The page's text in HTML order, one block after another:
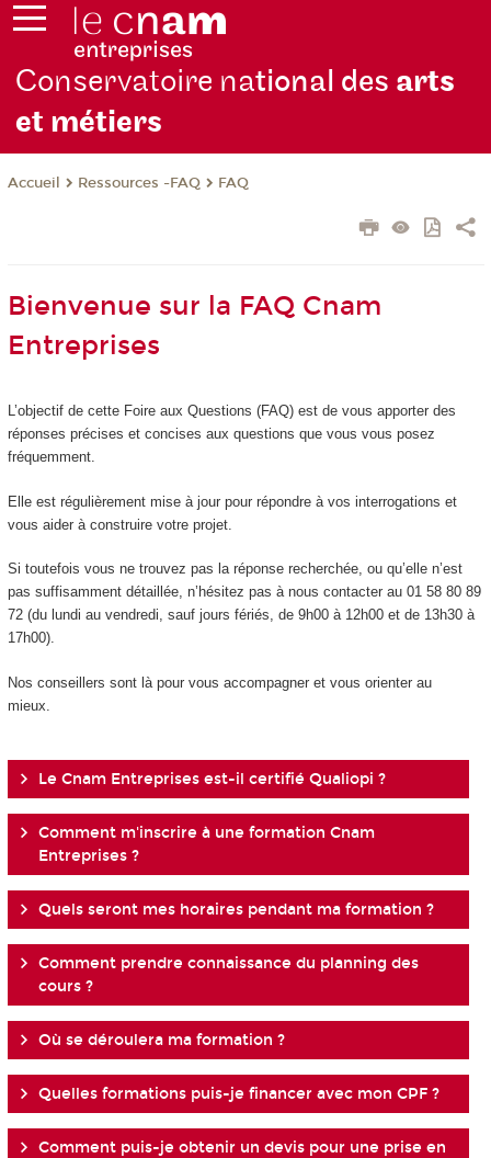
Conservatoire national des arts
et métiers
Accueil Ressources -FAQ FAQ
Bienvenue sur la FAQ Cnam
Entreprises
L’objectif de cette Foire aux Questions (FAQ) est de vous apporter des
réponses précises et concises aux questions que vous vous posez
fréquemment.
Elle est régulièrement mise à jour pour répondre à vos interrogations et
vous aider à construire votre projet.
Si toutefois vous ne trouvez pas la réponse recherchée, ou qu’elle n’est
pas suffisamment détaillée, n’hésitez pas à nous contacter au 01 58 80 89
72 (du lundi au vendredi, sauf jours fériés, de 9h00 à 12h00 et de 13h30 à
17h00).
Nos conseillers sont là pour vous accompagner et vous orienter au
mieux.
Le Cnam Entreprises est-il certifié Qualiopi ?
Comment m'inscrire à une formation Cnam
Entreprises ?
Quels seront mes horaires pendant ma formation ?
Comment prendre connaissance du planning des
cours ?
Où se déroulera ma formation ?
Quelles formations puis-je financer avec mon CPF ?
Comment puis-je obtenir un devis pour une prise en